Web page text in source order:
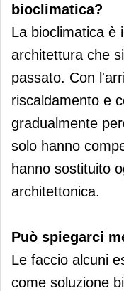
bioclimatica?
La bioclimatica è
architettura che
passato. Con
riscaldamento e
gradualmente
solo hanno
hanno sostituito
architettonica.
Può spiegarci
Le faccio alcuni
come soluzione